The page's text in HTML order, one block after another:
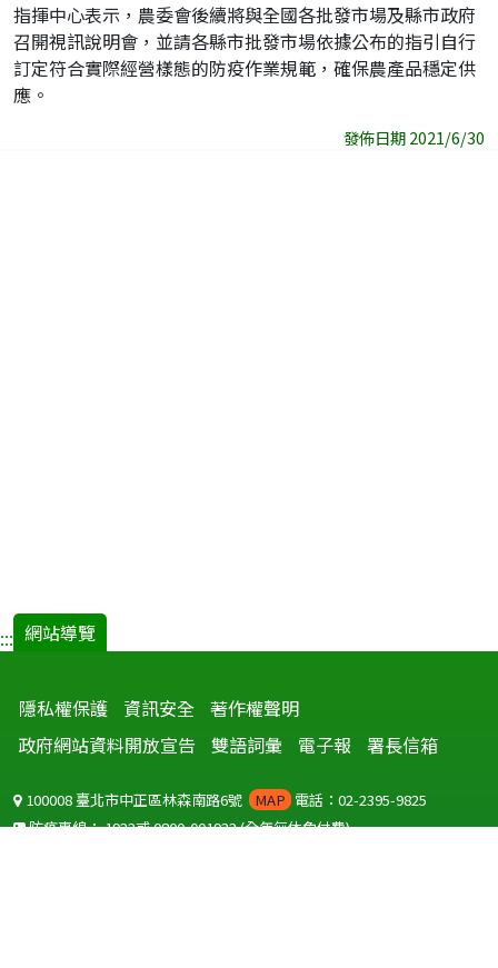
指揮中心表示，農委會後續將與全國各批發市場及縣市政府
召開視訊說明會，並請各縣市批發市場依據公布的指引自行
訂定符合實際經營樣態的防疫作業規範，確保農產品穩定供
應。
發佈日期 2021/6/30
::: 網站導覽
隱私權保護 資訊安全 著作權聲明
政府網站資料開放宣告
雙語詞彙 電子報 署長信箱
100008 臺北市中正區林森南路6號 MAP 電話：02-2395-9825
防疫專線：1922或0800-001922(全年無休免付費)